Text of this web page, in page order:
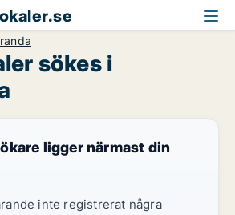
sökes i
ligger närmast din
inte registrerat några